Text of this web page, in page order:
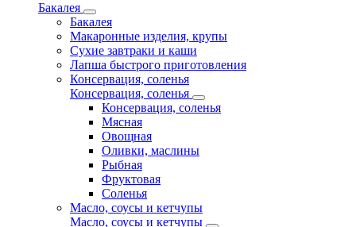
Бакалея
Бакалея
Макаронные изделия, крупы
Сухие завтраки и каши
Лапша быстрого приготовления
Консервация, соленья
Консервация, соленья
Консервация, соленья
Мясная
Овощная
Оливки, маслины
Рыбная
Фруктовая
Соленья
Масло, соусы и кетчупы
Масло, соусы и кетчупы